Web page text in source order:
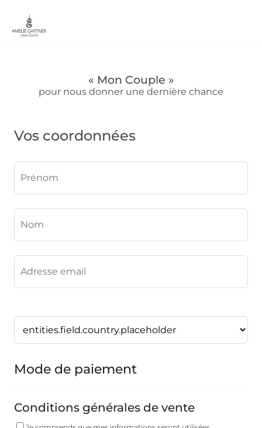
« Mon Couple »
pour nous donner une dernière chance
Vos coordonnées
Mode de paiement
Conditions générales de vente